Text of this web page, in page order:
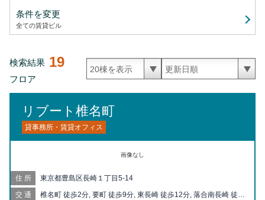
条件を変更
全ての賃貸ビル
検索結果 19
フロア
リブート椎名町
貸事務所・賃貸オフィス
画像なし
住所 東京都豊島区長崎１丁目5-14
交通
椎名町 徒歩2分, 要町 徒歩9分, 東長崎 徒歩12分, 落合南長崎 徒歩